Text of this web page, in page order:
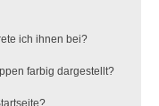
ich ihnen bei?
farbig dargestellt?